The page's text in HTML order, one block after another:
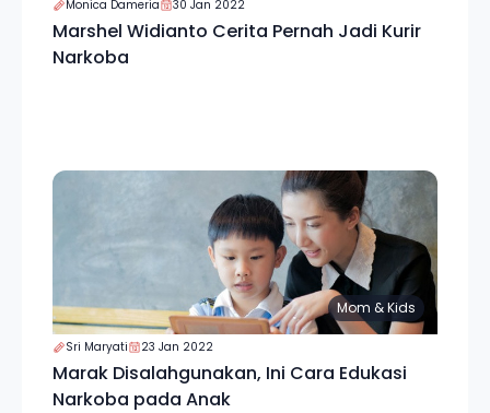
Monica Dameria 30 Jan 2022
Marshel Widianto Cerita Pernah Jadi Kurir
Narkoba
Mom & Kids
Sri Maryati 23 Jan 2022
Marak Disalahgunakan, Ini Cara Edukasi
Narkoba pada Anak